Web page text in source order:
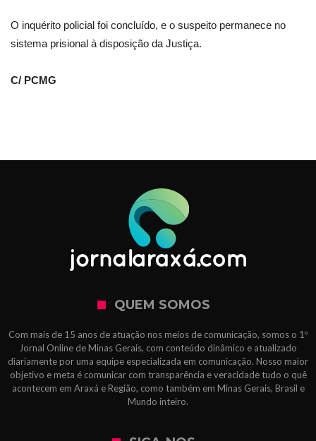
O inquérito policial foi concluído, e o suspeito permanece no
sistema prisional à disposição da Justiça.
C/ PCMG
QUEM SOMOS
Com mais de 15 anos de atuação nos meios de comunicação, somos o 1º
Jornal Online de Minas Gerais, com conteúdo dinâmico e atualizado
diariamente por uma equipe especializada em comunicação. Nosso maior
objetivo e meta é comunicar com transparência e veracidade tudo o quê
acontecem em Araxá e Região, como também em Minas Gerais, Brasil e
Mundo inteiro.